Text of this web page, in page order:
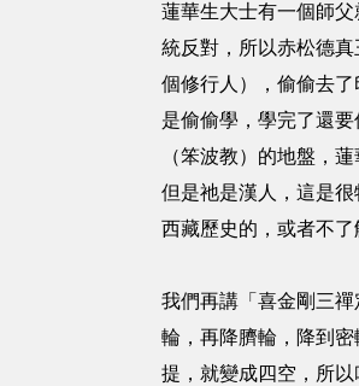
蓮華生大士有一個師
統反對，所以赤松德
個修行人），偷偷去
是偷偷學，學完了還
（笨波教）的地盤，
但是祂是漢人，這是
西藏歷史的，或者不
我們再講「喜金剛三
輪，再降臍輪，降到
提，就變成四空，所